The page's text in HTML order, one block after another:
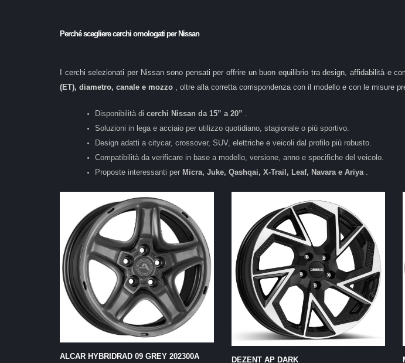
Perché scegliere cerchi omologati per Nissan
I cerchi selezionati per Nissan sono pensati per offrire un buon equilibrio tra design, affidabilità e
(ET), diametro, canale e mozzo , oltre alla corretta corrispondenza con il modello e con le misure
Disponibilità di cerchi Nissan da 15” a 20” .
Soluzioni in lega e acciaio per utilizzo quotidiano, stagionale o più sportivo.
Design adatti a citycar, crossover, SUV, elettriche e veicoli dal profilo più robusto.
Compatibilità da verificare in base a modello, versione, anno e specifiche del veicolo.
Proposte interessanti per Micra, Juke, Qashqai, X-Trail, Leaf, Navara e Ariya .
ALCAR HYBRIDRAD 09 GREY 202300A DEZENT AP DARK